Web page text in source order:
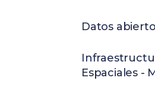
Datos
Espaciales -